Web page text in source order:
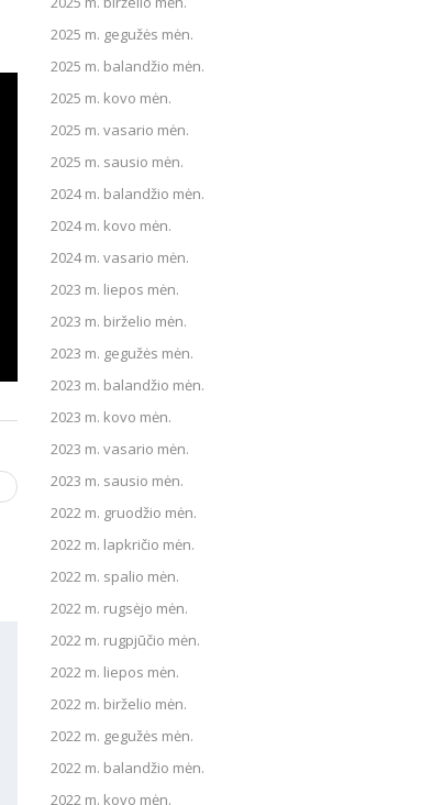
2025 m. gegužės mėn.
2025 m. balandžio mėn.
2025 m. kovo mėn.
2025 m. vasario mėn.
2025 m. sausio mėn.
2024 m. balandžio mėn.
2024 m. kovo mėn.
2024 m. vasario mėn.
2023 m. liepos mėn.
2023 m. birželio mėn.
2023 m. gegužės mėn.
2023 m. balandžio mėn.
2023 m. kovo mėn.
2023 m. vasario mėn.
2023 m. sausio mėn.
2022 m. gruodžio mėn.
2022 m. lapkričio mėn.
2022 m. spalio mėn.
2022 m. rugsėjo mėn.
2022 m. rugpjūčio mėn.
2022 m. liepos mėn.
2022 m. birželio mėn.
2022 m. gegužės mėn.
2022 m. balandžio mėn.
2022 m. kovo mėn.